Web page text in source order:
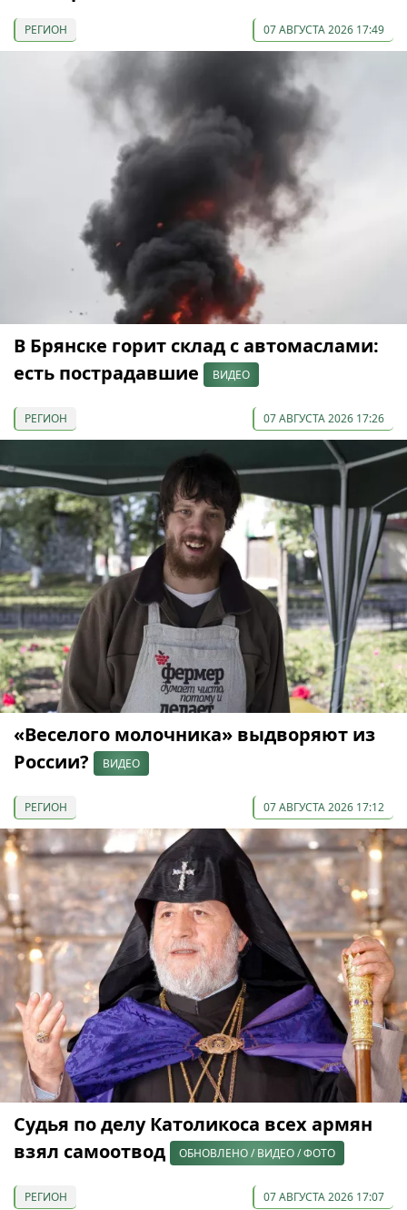
РЕГИОН 07 АВГУСТА 2026 17:49
В Брянске горит склад с автомаслами:
есть пострадавшие
ВИДЕО
РЕГИОН 07 АВГУСТА 2026 17:26
«Веселого молочника» выдворяют из
России?
ВИДЕО
РЕГИОН 07 АВГУСТА 2026 17:12
Судья по делу Католикоса всех армян
взял самоотвод
ОБНОВЛЕНО / ВИДЕО / ФОТО
РЕГИОН 07 АВГУСТА 2026 17:07